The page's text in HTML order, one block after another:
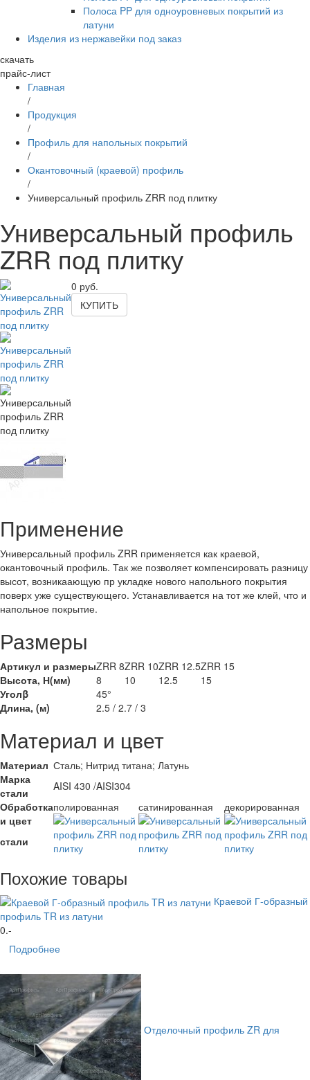
Полоса PP для одноуровневых покрытий из
латуни
Изделия из нержавейки под заказ
скачать
прайс-лист
Главная
/
Продукция
/
Профиль для напольных покрытий
/
Окантовочный (краевой) профиль
/
Универсальный профиль ZRR под плитку
Универсальный профиль
ZRR под плитку
0 руб.
КУПИТЬ
Применение
Универсальный профиль ZRR применяется как краевой,
окантовочный профиль. Так же позволяет компенсировать разницу
высот, возникаающую пр укладке нового напольного покрытия
поверх уже существующего. Устанавливается на тот же клей, что и
напольное покрытие.
Размеры
Артикул и размерыZRR 8ZRR 10ZRR 12.5ZRR 15
Высота, Н(мм)
8 10 12.5
15
Уголβ
45°
Длина, (м)
2.5 / 2.7 / 3
Материал и цвет
Материал Сталь; Нитрид титана; Латунь
Марка
стали
AISI 430 /AISI304
Обработка
и цвет
стали
полированная сатинированная декорированная
Похожие товары
Краевой Г-образный
профиль TR из латуни
0.-
Подробнее
Отделочный профиль ZR для